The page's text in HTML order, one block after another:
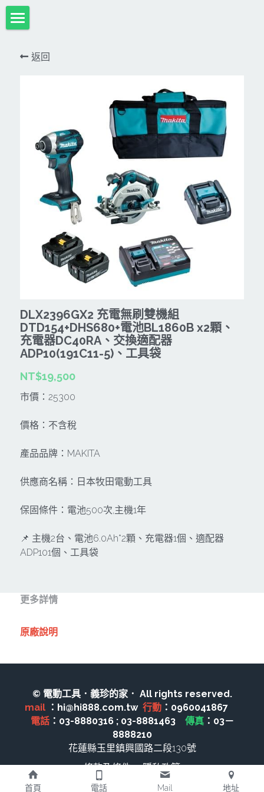
HULK-DC POWER 浩克
MK-POWER 充電式
牧田12V含⬇︎
牧田18V
牧田36V⬇︎
牧田40V
CAN TA肯田-附件
牧田MT
SHINKOMI 型鋼力
Milwaukee-12
Dewalt 電池、充電器、配件
KingTony KUANI 專業級工具
stanley 電池、充電器
KUMAS 工具
鑽頭類
鋸片類
電瓶充電器
延長線、電線、電焊線
中亞焊條產品
空、油壓系列
Milwaukee米沃奇、型鋼力
12V
型鋼力
電池、充電器、配件
DeWALT、STANLEY
DeWALT(得偉)
STANLEY(史丹利)
KINGTONY~KUANI專業級工具
Dewalt、Stanly 電池、配件
牧田
40V
36V
18V
12V
牧科Maktec
插電式
雷射測距儀
引擎類
Bosch
充電式
充電器、電池、附件專區
插電式
雷射、牆體探測等儀器
機器附件
其它電動工具
CAN TA電動工具
CAN TA-附件
TAKANO 電動工具
KOLAI格萊電動工具
KUMAS工具
REXON
MK-POWER
HULK 浩克
其它工具
變頻電焊機、CO2、鑽孔機
日本ASADA水管、電管壓接、油壓系列​等
雷射儀器及水準儀
電動吊車、吊具、氣動工具
五金及其它
中亞焊條產品
延長線、電線、電焊線
電焊夾及切斷器
充電器
鋸片類
鑽頭類
搜索
返回
DLX2396GX2 充電無刷雙機組
DTD154+DHS680+電池BL1860B x2顆、
充電器DC40RA、交換適配器
ADP10(191C11-5)、工具袋
NT$19,500
市價：25300
價格：不含稅
產品品牌：MAKITA
供應商名稱：日本牧田電動工具
保固條件：電池500次,主機1年
📌 主機2台、電池6.0Ah*2顆、充電器1個、適配器
ADP101個、工具袋
更多詳情
原廠說明
© 電動工具．義珍的家． All rights reserved.
mail ：hi@hi888.com.tw 行動
電話：03-8880316 ; 03-8881463 傳真：03－
8888210
花蓮縣玉里鎮興國路二段130號
條款及條件
隱私政策
首頁 電話 Mail 地址